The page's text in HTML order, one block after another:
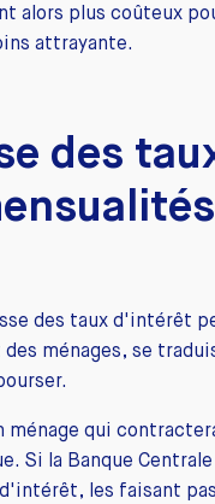
alors plus coûteux
attrayante.
des
des taux d'intérêt
ménages, se
ménage qui
Si la Banque Centrale
les faisant